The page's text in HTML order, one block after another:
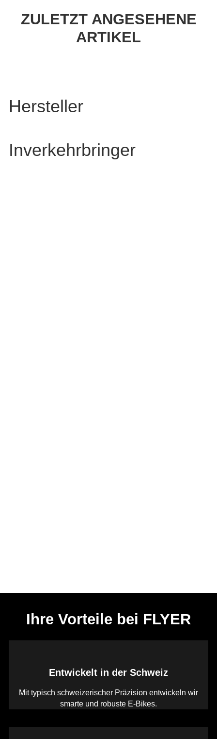
ZULETZT ANGESEHENE
ARTIKEL
Hersteller
Inverkehrbringer
Ihre Vorteile bei FLYER
Entwickelt in der Schweiz
Mit typisch schweizerischer Präzision entwickeln wir
smarte und robuste E-Bikes.